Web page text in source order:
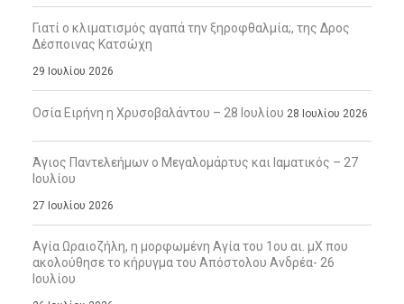
Γιατί ο κλιματισμός αγαπά την ξηροφθαλμία;, της Δρος
Δέσποινας Κατσώχη
29 Ιουλίου 2026
Οσία Ειρήνη η Χρυσοβαλάντου – 28 Ιουλίου 28 Ιουλίου 2026
Άγιος Παντελεήμων ο Μεγαλομάρτυς και Ιαματικός – 27
Ιουλίου
27 Ιουλίου 2026
Αγία Ωραιοζήλη, η μορφωμένη Αγία του 1ου αι. μΧ που
ακολούθησε το κήρυγμα του Απόστολου Ανδρέα- 26
Ιουλίου